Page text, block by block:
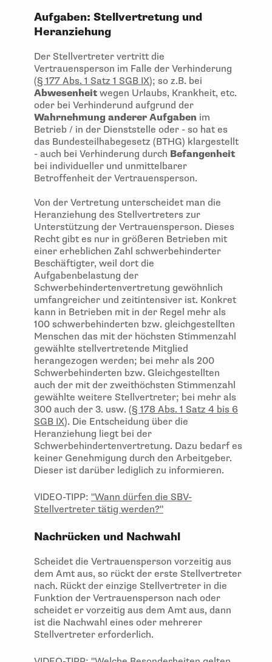
Aufgaben: Stellvertretung und
Heranziehung
Der Stellvertreter vertritt die
Vertrauensperson im Falle der Verhinderung
(§ 177 Abs. 1 Satz 1 SGB IX); so z.B. bei
Abwesenheit wegen Urlaubs, Krankheit, etc.
oder bei Verhinderund aufgrund der
Wahrnehmung anderer Aufgaben im
Betrieb / in der Dienststelle oder - so hat es
das Bundesteilhabegesetz (BTHG) klargestellt
- auch bei Verhinderung durch Befangenheit
bei individueller und unmittelbarer
Betroffenheit der Vertrauensperson.
Von der Vertretung unterscheidet man die
Heranziehung des Stellvertreters zur
Unterstützung der Vertrauensperson. Dieses
Recht gibt es nur in größeren Betrieben mit
einer erheblichen Zahl schwerbehinderter
Beschäftigter, weil dort die
Aufgabenbelastung der
Schwerbehindertenvertretung gewöhnlich
umfangreicher und zeitintensiver ist. Konkret
kann in Betrieben mit in der Regel mehr als
100 schwerbehinderten bzw. gleichgestellten
Menschen das mit der höchsten Stimmenzahl
gewählte stellvertretende Mitglied
herangezogen werden; bei mehr als 200
Schwerbehinderten bzw. Gleichgestellten
auch der mit der zweithöchsten Stimmenzahl
gewählte weitere Stellvertreter; bei mehr als
300 auch der 3. usw. (§ 178 Abs. 1 Satz 4 bis 6
SGB IX). Die Entscheidung über die
Heranziehung liegt bei der
Schwerbehindertenvertretung. Dazu bedarf es
keiner Genehmigung durch den Arbeitgeber.
Dieser ist darüber lediglich zu informieren.
VIDEO-TIPP: "Wann dürfen die SBV-
Stellvertreter tätig werden?"
Nachrücken und Nachwahl
Scheidet die Vertrauensperson vorzeitig aus
dem Amt aus, so rückt der erste Stellvertreter
nach. Rückt der einzige Stellvertreter in die
Funktion der Vertrauensperson nach oder
scheidet er vorzeitig aus dem Amt aus, dann
ist die Nachwahl eines oder mehrerer
Stellvertreter erforderlich.